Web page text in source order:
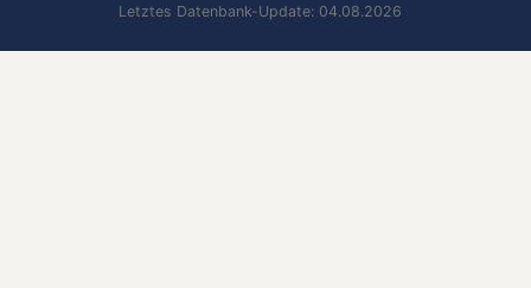
Letztes Datenbank-Update: 04.08.2026